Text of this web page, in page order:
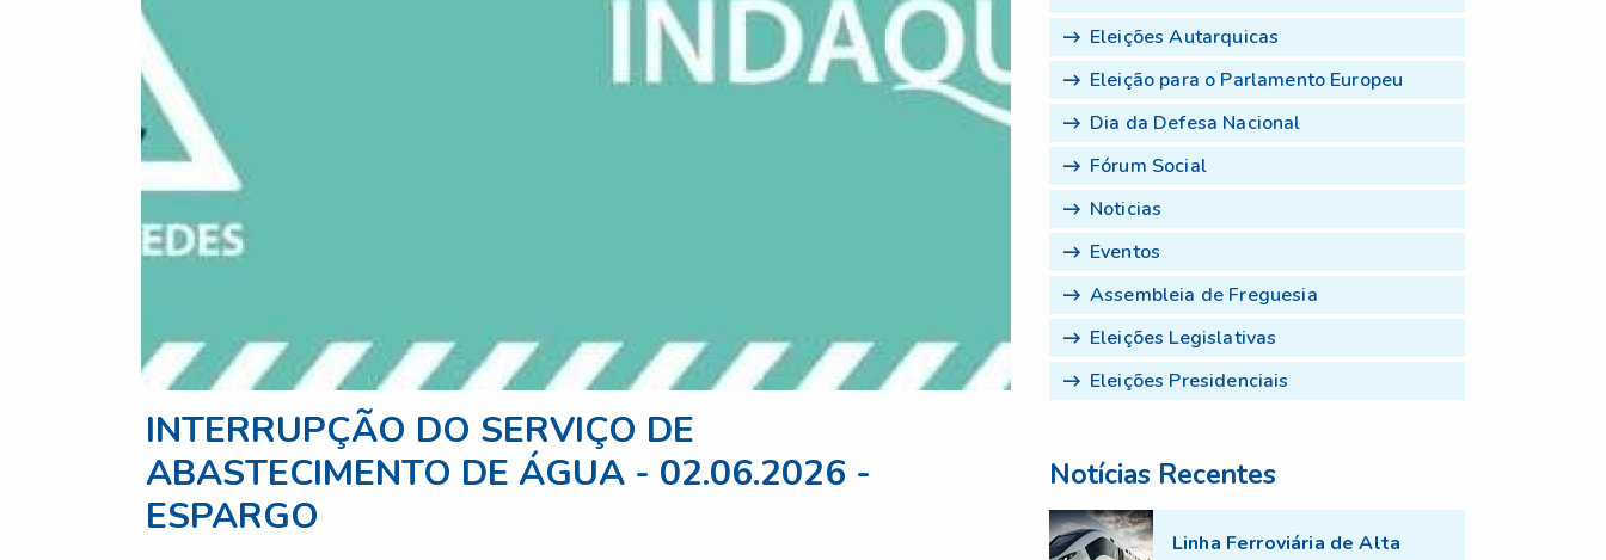
INTERRUPÇÃO DO SERVIÇO DE
ABASTECIMENTO DE ÁGUA - 02.06.2026 -
ESPARGO
Eleições Autarquicas
Eleição para o Parlamento Europeu
Dia da Defesa Nacional
Fórum Social
Noticias
Eventos
Assembleia de Freguesia
Eleições Legislativas
Eleições Presidenciais
Notícias Recentes
Linha Ferroviária de Alta